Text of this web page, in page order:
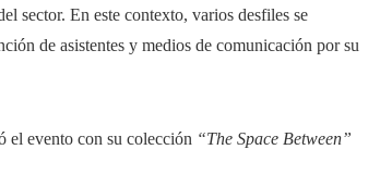
sector. En este contexto, varios desfiles se
de asistentes y medios de comunicación por su
el evento con su colección “The Space Between”